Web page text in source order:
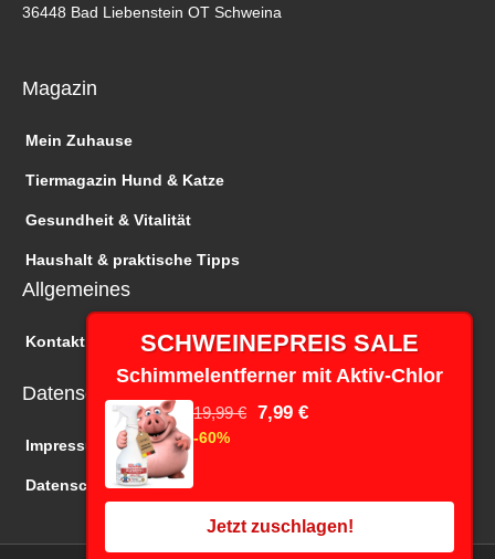
36448 Bad Liebenstein OT Schweina
Magazin
Mein Zuhause
Tiermagazin Hund & Katze
Gesundheit & Vitalität
Haushalt & praktische Tipps
Allgemeines
Kontakt
Datenschutz
Impressum
Datenschutz
SCHWEINEPREIS SALE
Schimmelentferner mit Aktiv-Chlor
19,99 € 7,99 €
-60%
Jetzt zuschlagen!